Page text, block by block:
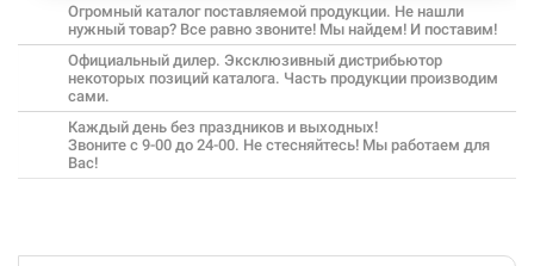
Огромный каталог поставляемой продукции. Не нашли
нужный товар? Все равно звоните! Мы найдем! И поставим!
Официальный дилер. Эксклюзивный дистрибьютор
некоторых позиций каталога. Часть продукции производим
сами.
Каждый день без праздников и выходных!
Звоните с 9-00 до 24-00. Не стесняйтесь! Мы работаем для
Вас!